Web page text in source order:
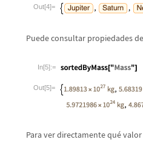
Out[4]=
Puede consultar propiedades
In[5]:=
Out[5]=
Para ver directamente quévalor